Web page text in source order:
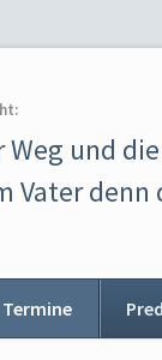
Weg und
Vater denn
Termine